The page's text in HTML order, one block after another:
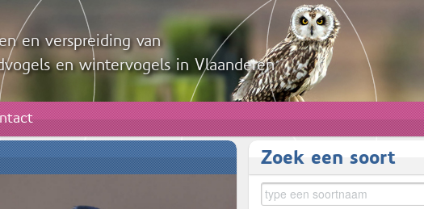
en verspreiding van
en wintervogels in Vlaanderen
Zoek een soort